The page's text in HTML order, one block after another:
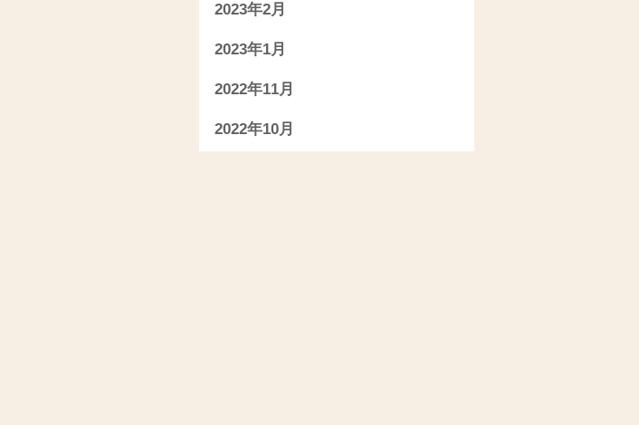
2023年2月
2023年1月
2022年11月
2022年10月